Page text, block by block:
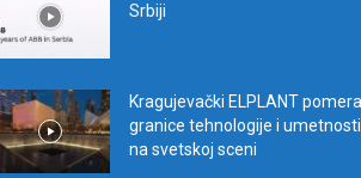
Srbiji
Kragujevački ELPLANT pomera
granice tehnologije i umetnosti
na svetskoj sceni